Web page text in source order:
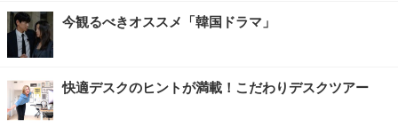
今観るべきオススメ「韓国ドラマ」
快適デスクのヒントが満載！こだわりデスクツアー